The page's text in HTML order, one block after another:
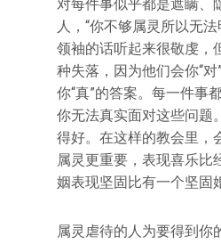
对每件事似乎都是遮瞒、
人，“你不够属灵所以无法
领袖的话听起来很敬虔，
种失落，因为他们会你“
你“真”的答案。每一件事
你无法真实面对这些问题
得好。在这样的教会里，
属灵更重要，表现喜乐比
姻表现坚固比有一个坚固
属灵虐待的人为要得到你